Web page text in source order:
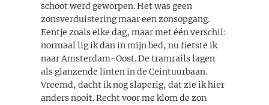
schoot werd geworpen. Het was geen
zonsverduistering maar een zonsopgang.
Eentje zoals elke dag, maar met één verschil:
normaal lig ik dan in mijn bed, nu fietste ik
naar Amsterdam-Oost. De tramrails lagen
als glanzende linten in de Ceintuurbaan.
Vreemd, dacht ik nog slaperig, dat zie ik hier
anders nooit. Recht voor me klom de zon